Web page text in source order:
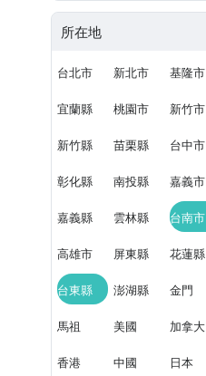
所在地
台北市 新北市 基隆市
宜蘭縣 桃園市 新竹市
新竹縣 苗栗縣 台中市
彰化縣 南投縣 嘉義市
嘉義縣 雲林縣 台南市
高雄市 屏東縣 花蓮縣
台東縣 澎湖縣 金門
馬祖 美國 加拿大
香港 中國 日本